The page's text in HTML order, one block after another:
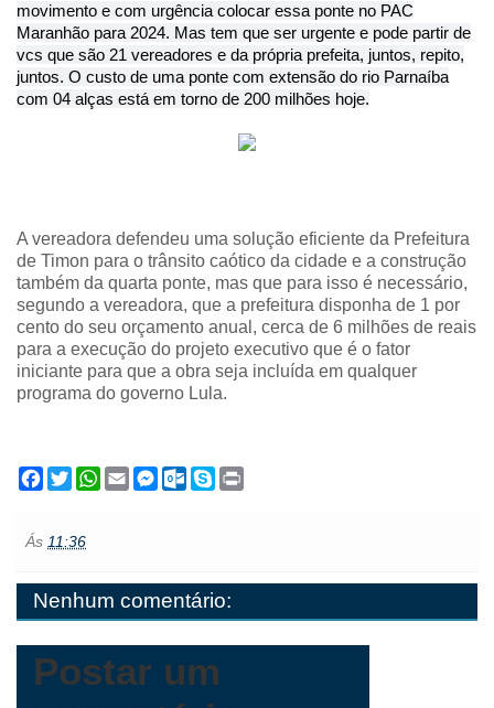
movimento e com urgência colocar essa ponte no PAC
Maranhão para 2024. Mas tem que ser urgente e pode partir de
vcs que são 21 vereadores e da própria prefeita, juntos, repito,
juntos. O custo de uma ponte com extensão do rio Parnaíba
com 04 alças está em torno de 200 milhões hoje.
A vereadora defendeu uma solução eficiente da Prefeitura
de Timon para o trânsito caótico da cidade e a construção
também da quarta ponte, mas que para isso é necessário,
segundo a vereadora, que a prefeitura disponha de 1 por
cento do seu orçamento anual, cerca de 6 milhões de reais
para a execução do projeto executivo que é o fator
iniciante para que a obra seja incluída em qualquer
programa do governo Lula.
F
a
b
o
k
T
w
t
r
W
h
p
p
E
m
M
e
g
e
r
O
u
k
.
c
S
k
Ás 11:36
Nenhum comentário:
Postar um